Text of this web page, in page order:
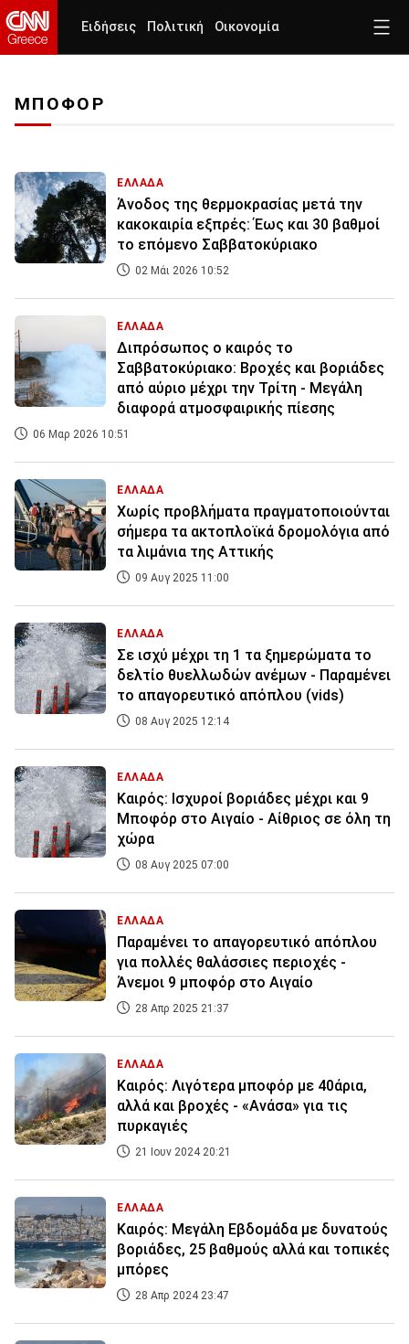
Ειδήσεις Πολιτική Οικονομία
ΜΠΟΦΟΡ
ΕΛΛΑΔΑ
Άνοδος της θερμοκρασίας μετά την
κακοκαιρία εξπρές: Έως και 30 βαθμοί
το επόμενο Σαββατοκύριακο
02 Μάι 2026 10:52
ΕΛΛΑΔΑ
Διπρόσωπος ο καιρός το
Σαββατοκύριακο: Βροχές και βοριάδες
από αύριο μέχρι την Τρίτη - Μεγάλη
διαφορά ατμοσφαιρικής πίεσης
06 Μαρ 2026 10:51
ΕΛΛΑΔΑ
Χωρίς προβλήματα πραγματοποιούνται
σήμερα τα ακτοπλοϊκά δρομολόγια από
τα λιμάνια της Αττικής
09 Αυγ 2025 11:00
ΕΛΛΑΔΑ
Σε ισχύ μέχρι τη 1 τα ξημερώματα το
δελτίο θυελλωδών ανέμων - Παραμένει
το απαγορευτικό απόπλου (vids)
08 Αυγ 2025 12:14
ΕΛΛΑΔΑ
Καιρός: Ισχυροί βοριάδες μέχρι και 9
Μποφόρ στο Αιγαίο - Αίθριος σε όλη τη
χώρα
08 Αυγ 2025 07:00
ΕΛΛΑΔΑ
Παραμένει το απαγορευτικό απόπλου
για πολλές θαλάσσιες περιοχές -
Άνεμοι 9 μποφόρ στο Αιγαίο
28 Απρ 2025 21:37
ΕΛΛΑΔΑ
Καιρός: Λιγότερα μποφόρ με 40άρια,
αλλά και βροχές - «Ανάσα» για τις
πυρκαγιές
21 Ιουν 2024 20:21
ΕΛΛΑΔΑ
Καιρός: Μεγάλη Εβδομάδα με δυνατούς
βοριάδες, 25 βαθμούς αλλά και τοπικές
μπόρες
28 Απρ 2024 23:47